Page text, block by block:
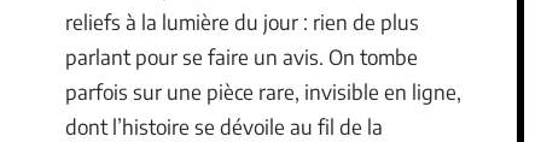
reliefs à la lumière du jour : rien de plus
parlant pour se faire un avis. On tombe
parfois sur une pièce rare, invisible en ligne,
dont l’histoire se dévoile au fil de la